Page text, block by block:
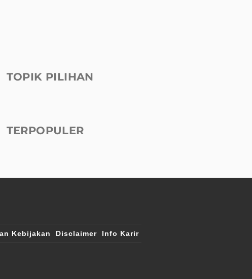
TOPIK PILIHAN
TERPOPULER
Kebijakan Disclaimer Info Karir